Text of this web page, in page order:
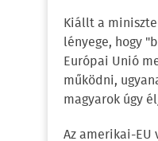
Kiállt a
lényege, hogy
Európai Unió
működni,
magyarok úgy
Az amerikai-